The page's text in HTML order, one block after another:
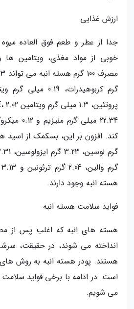
ارزش غذایی
جدا از عطر و طعم فوق العاده میوه
خوبی از مواد مغذی، ویتامین
هسته انبه وجود دارند.
فواید سلامت هسته انبه
هسته های انبه که اغلب پس از
انداخته می شوند، در حقیقت،
هستند. پودر هسته انبه به روش
است. در ادامه با برخی فواید سلامت
می شویم.